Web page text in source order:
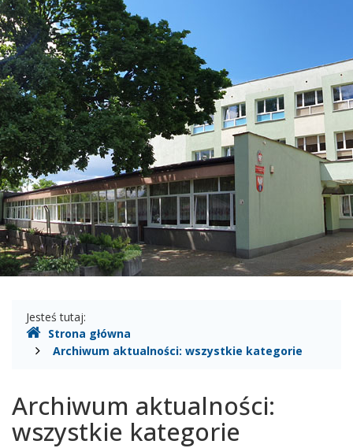
Gdzie
jesteśmy
Jesteś tutaj:
Strona główna
Archiwum aktualności: wszystkie kategorie
Archiwum aktualności:
wszystkie kategorie